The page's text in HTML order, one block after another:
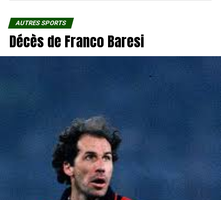
AUTRES SPORTS
Décès de Franco Baresi